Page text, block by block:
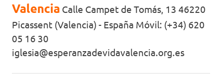
Valencia Calle Campet de Tomás, 13 46220
Picassent (Valencia) - España Móvil: (+34) 620
05 16 30
iglesia@esperanzadevidavalencia.org.es